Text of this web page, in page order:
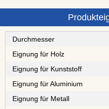
Durchmesser
Eignung für Holz
Eignung für Kunststoff
Eignung für Aluminium
Eignung für Metall